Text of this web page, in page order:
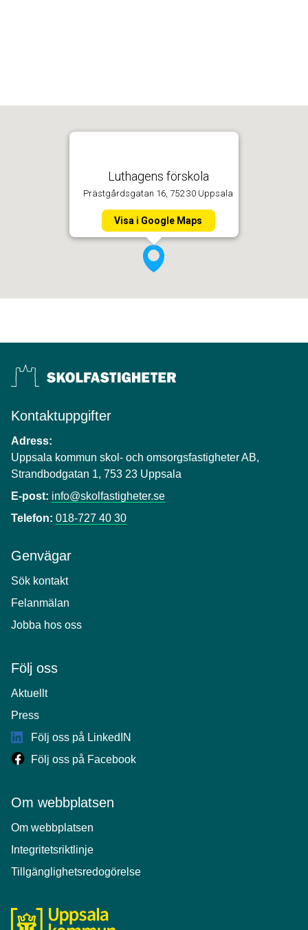
Luthagens förskola
Prästgårdsgatan 16, 752 30 Uppsala
Visa i Google Maps
Kontaktuppgifter
Adress:
Uppsala kommun skol- och omsorgsfastigheter AB,
Strandbodgatan 1, 753 23 Uppsala
E-post: info@skolfastigheter.se
Telefon: 018-727 40 30
Genvägar
Sök kontakt
Felanmälan
Jobba hos oss
Följ oss
Aktuellt
Press
Följ oss på LinkedIN
Följ oss på Facebook
Om webbplatsen
Om webbplatsen
Integritetsriktlinje
Tillgänglighetsredogörelse